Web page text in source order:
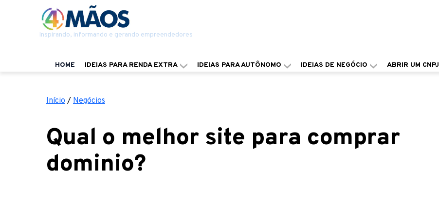
Inspirando, informando e gerando empreendedores
HOME IDEIAS PARA RENDA EXTRA IDEIAS PARA AUTÔNOMO IDEIAS DE NEGÓCIO ABRIR UM CNPJ
Início / Negócios
Qual o melhor site para comprar
dominio?